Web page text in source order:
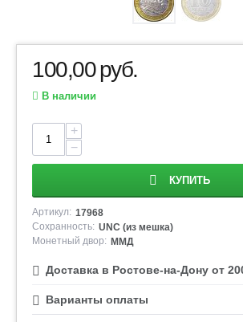
100,00руб.
В наличии
+
−
КУПИТЬ
Артикул: 17968
Сохранность: UNC (из мешка)
Монетный двор: ММД
Доставка в Ростове-на-Дону от
Варианты оплаты